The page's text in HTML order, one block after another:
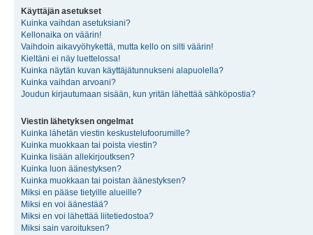
Käyttäjän asetukset
Kuinka vaihdan asetuksiani?
Kellonaika on väärin!
Vaihdoin aikavyöhykettä, mutta kello on silti väärin!
Kieltäni ei näy luettelossa!
Kuinka näytän kuvan käyttäjätunnukseni alapuolella?
Kuinka vaihdan arvoani?
Joudun kirjautumaan sisään, kun yritän lähettää sähköpostia?
Viestin lähetyksen ongelmat
Kuinka lähetän viestin keskustelufoorumille?
Kuinka muokkaan tai poista viestin?
Kuinka lisään allekirjoutksen?
Kuinka luon äänestyksen?
Kuinka muokkaan tai poistan äänestyksen?
Miksi en pääse tietyille alueille?
Miksi en voi äänestää?
Miksi en voi lähettää liitetiedostoa?
Miksi sain varoituksen?